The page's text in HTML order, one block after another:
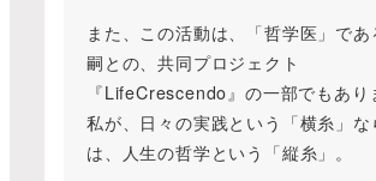
また、この活動は、「哲学医」であ
嗣との、共同プロジェクト
『LifeCrescendo』の一部でもあり
私が、日々の実践という「横糸」な
は、人生の哲学という「縦糸」。